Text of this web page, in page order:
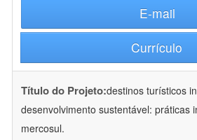
E-mail
Currículo
Título do Projeto:destinos turísticos
desenvolvimento sustentável: práticas
mercosul.